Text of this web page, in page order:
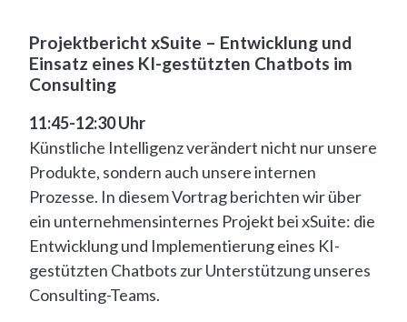
Projektbericht xSuite – Entwicklung und
Einsatz eines KI-gestützten Chatbots im
Consulting
11:45-12:30 Uhr
Künstliche Intelligenz verändert nicht nur unsere
Produkte, sondern auch unsere internen
Prozesse. In diesem Vortrag berichten wir über
ein unternehmensinternes Projekt bei xSuite: die
Entwicklung und Implementierung eines KI-
gestützten Chatbots zur Unterstützung unseres
Consulting-Teams.